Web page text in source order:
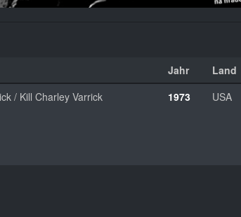
Jahr Land
/ Kill Charley Varrick 1973 USA